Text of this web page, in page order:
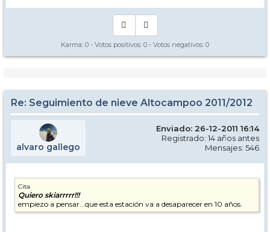
Karma: 0 - Votos positivos: 0 - Votos negativos: 0
Re: Seguimiento de nieve Altocampoo 2011/2012
alvaro gallego
Enviado: 26-12-2011 16:14
Registrado: 14 años antes
Mensajes: 546
Cita
Quiero skiarrrrr!!!
empiezo a pensar...que esta estación va a desaparecer en 10 años.